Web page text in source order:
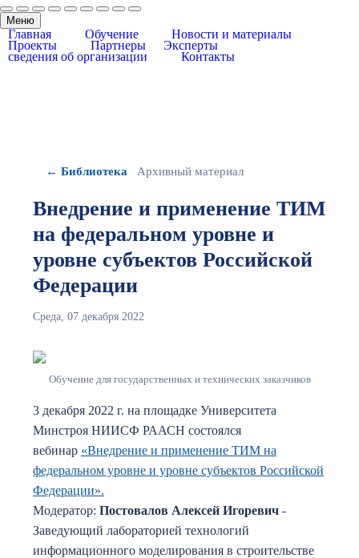
Меню
Главная Обучение
Новости и материалы
Проекты
Партнеры
Эксперты
сведения об организации
Контакты
← Библиотека Архивный материал
Внедрение и применение ТИМ
на федеральном уровне и
уровне субъектов Российской
Федерации
Среда, 07 декабря 2022
Обучение для государственных и технических заказчиков
3 декабря 2022 г. на площадке Университета
Минстроя НИИСФ РААСН состоялся
вебинар «Внедрение и применение ТИМ на
федеральном уровне и уровне субъектов Российской
Федерации».
Модератор: Постовалов Алексей Игоревич -
Заведующий лабораторией технологий
информационного моделирования в строительстве